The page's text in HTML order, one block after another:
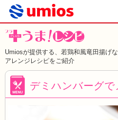
Umiosが提供する、若鶏和風竜田揚げ
アレンジレシピをご紹介
デミハンバーグで